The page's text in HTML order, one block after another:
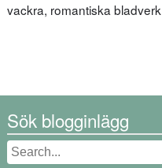
vackra, romantiska bladverk
Sök blogginlägg